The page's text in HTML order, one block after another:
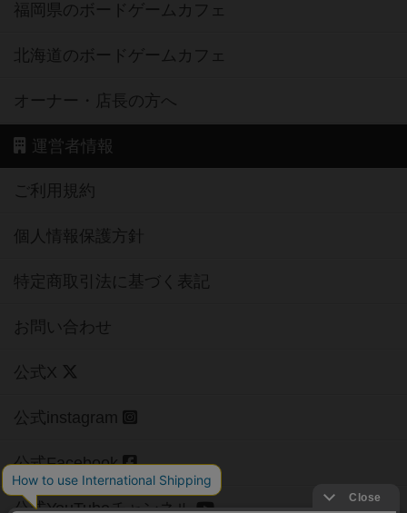
福岡県のボードゲームカフェ
北海道のボードゲームカフェ
オーナー・店長の方へ
運営者情報
ご利用規約
個人情報保護方針
特定商取引法に基づく表記
お問い合わせ
公式X
公式instagram
公式Facebook
公式YouTubeチャンネル